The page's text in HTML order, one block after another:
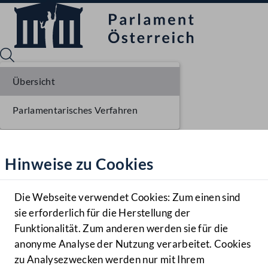
Hilfe
Benutzer
Navigationsmenü öffnen
MENÜ
Hinweise zu Cookies
Die Webseite verwendet Cookies: Zum einen sind
sie erforderlich für die Herstellung der
Funktionalität. Zum anderen werden sie für die
anonyme Analyse der Nutzung verarbeitet. Cookies
zu Analysezwecken werden nur mit Ihrem
Übersicht
Parlamentarisches Verfahren